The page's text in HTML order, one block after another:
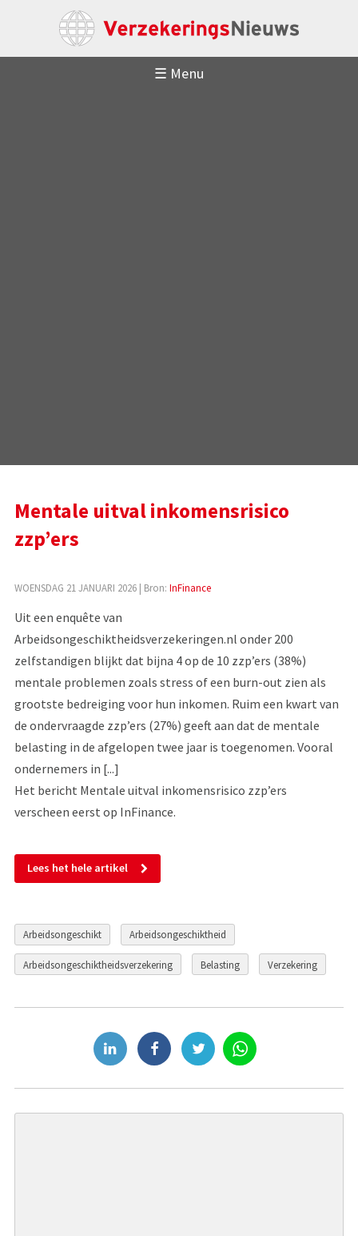
☰ Menu
Mentale uitval inkomensrisico
zzp’ers
WOENSDAG 21 JANUARI 2026| Bron: InFinance
Uit een enquête van
Arbeidsongeschiktheidsverzekeringen.nl onder 200
zelfstandigen blijkt dat bijna 4 op de 10 zzp’ers (38%)
mentale problemen zoals stress of een burn-out zien als
grootste bedreiging voor hun inkomen. Ruim een kwart van
de ondervraagde zzp’ers (27%) geeft aan dat de mentale
belasting in de afgelopen twee jaar is toegenomen. Vooral
ondernemers in [...]
Het bericht Mentale uitval inkomensrisico zzp’ers
verscheen eerst op InFinance.
Lees het hele artikel
Arbeidsongeschikt Arbeidsongeschiktheid
Arbeidsongeschiktheidsverzekering Belasting Verzekering